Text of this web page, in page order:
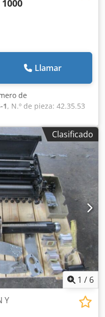
1000
Llamar
de
1, N.º de pieza: 42.35.53
las imágenes. Dedpfx
Clasificado
1 / 6
Y